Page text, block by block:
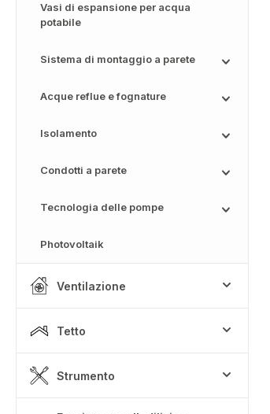
Vasi di espansione per acqua
potabile
Sistema di montaggio a parete
Acque reflue e fognature
Isolamento
Condotti a parete
Tecnologia delle pompe
Photovoltaik
Ventilazione
Tetto
Strumento